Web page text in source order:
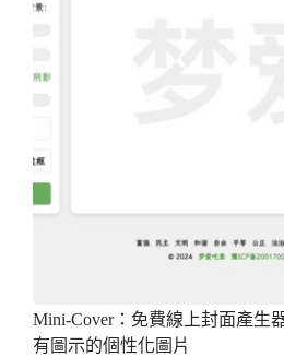
Mini-Cover：免費線上封面產生
有圖示的個性化圖片